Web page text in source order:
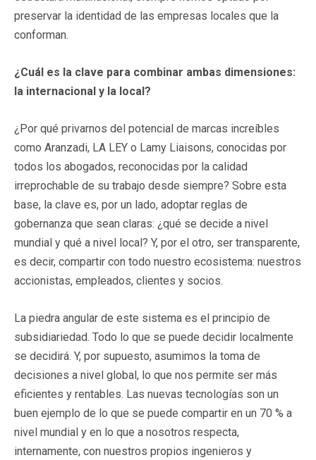
preservar la identidad de las empresas locales que la
conforman.
¿Cuál es la clave para combinar ambas dimensiones:
la internacional y la local?
¿Por qué privarnos del potencial de marcas increíbles
como Aranzadi, LA LEY o Lamy Liaisons, conocidas por
todos los abogados, reconocidas por la calidad
irreprochable de su trabajo desde siempre? Sobre esta
base, la clave es, por un lado, adoptar reglas de
gobernanza que sean claras: ¿qué se decide a nivel
mundial y qué a nivel local? Y, por el otro, ser transparente,
es decir, compartir con todo nuestro ecosistema: nuestros
accionistas, empleados, clientes y socios.
La piedra angular de este sistema es el principio de
subsidiariedad. Todo lo que se puede decidir localmente
se decidirá. Y, por supuesto, asumimos la toma de
decisiones a nivel global, lo que nos permite ser más
eficientes y rentables. Las nuevas tecnologías son un
buen ejemplo de lo que se puede compartir en un 70 % a
nivel mundial y en lo que a nosotros respecta,
internamente, con nuestros propios ingenieros y